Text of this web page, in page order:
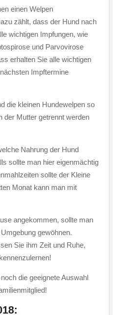
einen Welpen
zählt, dass der Hund nach
wichtigen Impfungen, wie
und Parvovirose
erhalten Sie alle wichtigen
Impftermine
die kleinen Hundewelpen so
der Mutter getrennt werden
Nahrung der Hund
sollte man hier eigenmächtig
sollte der Kleine
Monat kann man mit
angekommen, sollte man
gewöhnen.
Sie ihm Zeit und Ruhe,
die geeignete Auswahl